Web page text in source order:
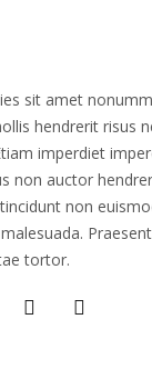
sit amet
hendrerit risus
imperdiet
non auctor
non
tortor.